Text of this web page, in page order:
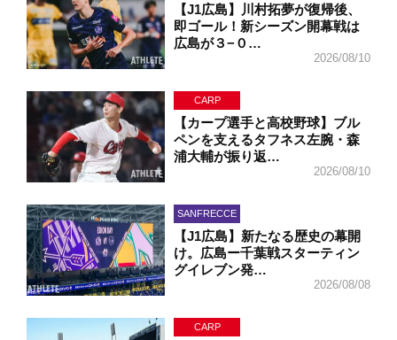
【J1広島】川村拓夢が復帰後、
即ゴール！新シーズン開幕戦は
広島が３−０…
2026/08/10
CARP
【カープ選手と高校野球】ブル
ペンを支えるタフネス左腕・森
浦大輔が振り返…
2026/08/10
SANFRECCE
【J1広島】新たなる歴史の幕開
け。広島ー千葉戦スターティン
グイレブン発…
2026/08/08
CARP